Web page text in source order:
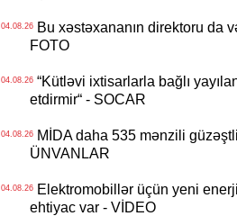
04.08.26Bu xəstəxananın direktoru da
FOTO
04.08.26“Kütləvi ixtisarlarla bağlı
etdirmir“ - SOCAR
04.08.26MİDA daha 535 mənzili güzəştli
ÜNVANLAR
04.08.26Elektromobillər üçün yeni
ehtiyac var - VİDEO